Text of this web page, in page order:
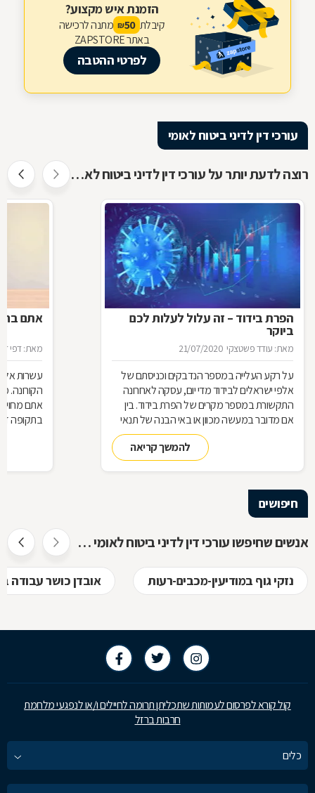
הזמנת איש מקצוע?
קיבלת 50
₪ מתנה לרכישה
באתר ZAPSTORE
לפרטי ההטבה
עורכי דין לדיני ביטוח לאומי
רוצה לדעת יותר על עורכי דין לדיני ביטוח לאומי ?
הפרת בידוד – זה עלול לעלות לכם
ביוקר
מאת: עודד פשטצקי 21/07/2020
על רקע העלייה במספר הנדבקים וכניסתם של
אלפי ישראלים לבידוד מדי יום, עסקה לאחרונה
התקשורת במספר מקרים של הפרת בידוד. בין
אם מדובר במעשה מכוון או באי הבנה של תנאי
הבידוד, להפרת הבידוד ישנן השלכות אותן חשוב
להמשך קריאה
אתם
מאת: דפי
עשרות
הקורונה.
אתם
בתקופה
חיפושים
אנשים שחיפשו עורכי דין לדיני ביטוח לאומי חיפשו גם
נזקי גוף במודיעין-מכבים-רעות אובדן כושר עבודה
קול קורא לפרסום לעמותות שתכליתן תרומה לחיילים ו/או לנפגעי מלחמת
חרבות ברזל
כלים